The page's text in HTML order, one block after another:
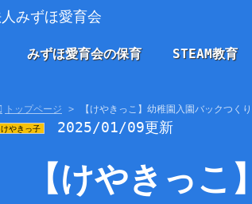
みずほ愛育会の保育 STEAM教育
トップページ 【けやきっこ】幼稚園入園バックつくり
けやきっ子 2025/01/09更新
【けやきっ